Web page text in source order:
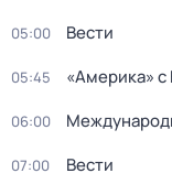
05:00 Вести
05:45 «Америка»
06:00
07:00 Вести